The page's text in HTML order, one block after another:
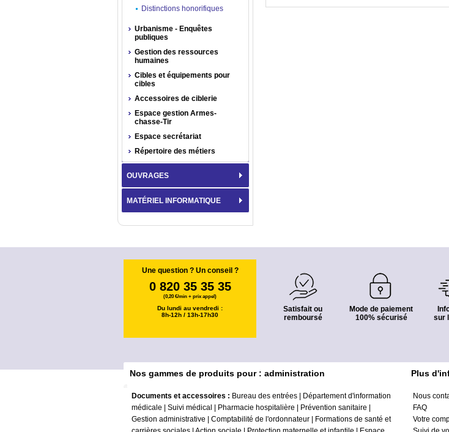
Distinctions honorifiques
Urbanisme - Enquêtes
publiques
Gestion des ressources
humaines
Cibles et équipements pour
cibles
Accessoires de ciblerie
Espace gestion Armes-
chasse-Tir
Espace secrétariat
Répertoire des métiers
OUVRAGES
MATÉRIEL INFORMATIQUE
Une question ? Un conseil ?
0 820 35 35 35
(0,20 €/min + prix appel)
Du lundi au vendredi :
8h-12h / 13h-17h30
Satisfait ou
remboursé
Mode de paiement
100% sécurisé
sur
Nos gammes de produits pour : administration
Documents et accessoires : Bureau des entrées
Département d'information
médicale
Suivi médical Pharmacie hospitalière Prévention sanitaire
Gestion administrative
Comptabilité de l'ordonnateur
Formations de santé et
Plus
Nous
FAQ
Votre